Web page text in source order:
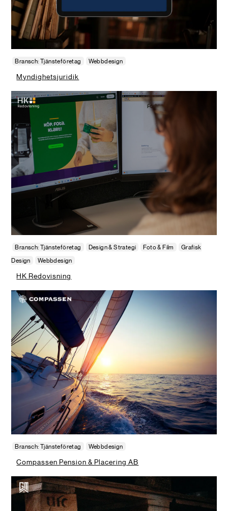
Bransch: Tjänsteföretag Webbdesign
Myndighetsjuridik
Bransch: Tjänsteföretag Design & Strategi Foto & Film
Grafisk
Design
Webbdesign
HK Redovisning
Bransch: Tjänsteföretag Webbdesign
Compassen Pension & Placering AB